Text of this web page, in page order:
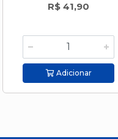
R$ 41,90
Adicionar